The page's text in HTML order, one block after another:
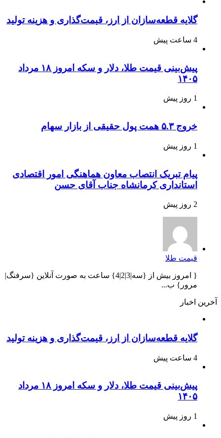
گلایه قطعه‌سازان از ارز، قیمت‌گذاری و هزینه تولید
4 ساعت پیش
پیش‌بینی قیمت طلا، دلار و سکه امروز ۱۸ مرداد
۱۴۰۵
1 روز پیش
خروج ۵.۳ همت پول حقیقی از بازار سهام
1 روز پیش
پیام تبریک انتصاب معاون هماهنگی امور اقتصادی
استانداری کرمانشاه جناب آقای حسن
2 روز پیش
قیمت طلا
{ امروز بیش از {سه|3|2|4} ساعت به صورت آنلاین {سرفنگ|
مرور} ب...
آخرین اخبار
گلایه قطعه‌سازان از ارز، قیمت‌گذاری و هزینه تولید
4 ساعت پیش
پیش‌بینی قیمت طلا، دلار و سکه امروز ۱۸ مرداد
۱۴۰۵
1 روز پیش